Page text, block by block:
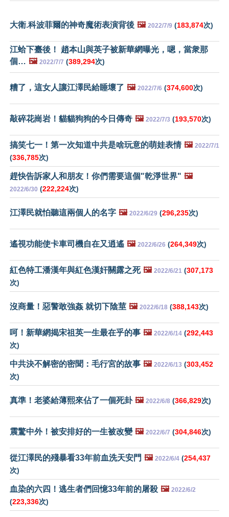
大衛.科波菲爾的神奇魔術表演背後 🖼️ 2022/7/9 (183,874次)
江蛤下臺後！ 趙本山與英子被新華網曝光，嗯，當衆那
個… 🖼️ 2022/7/7 (389,294次)
糟了，這女人讓江澤民給睡壞了 🖼️ 2022/7/6 (374,600次)
敲碎花崗岩！貓貓狗狗的今日傳奇 🖼️ 2022/7/3 (193,570次)
搞笑七一！第一次知道中共是啥玩意的萌娃表情 🖼️ 2022/7/1
(336,785次)
趕快告訴家人和朋友！你們需要這個"乾淨世界" 🖼️
2022/6/30 (222,224次)
江澤民就怕聽這兩個人的名字 🖼️ 2022/6/29 (296,235次)
遙視功能使卡車司機自在又逍遙 🖼️ 2022/6/26 (264,349次)
紅色特工潘漢年與紅色漢奸關露之死 🖼️ 2022/6/21 (307,173
次)
沒商量！惡警敢強姦 就切下陰莖 🖼️ 2022/6/18 (388,143次)
呵！新華網揭宋祖英一生最在乎的事 🖼️ 2022/6/14 (292,443
次)
中共決不解密的密聞：毛行宮的故事 🖼️ 2022/6/13 (303,452
次)
真準！老婆給薄熙來佔了一個死卦 🖼️ 2022/6/8 (366,829次)
震驚中外！被安排好的一生被改變 🖼️ 2022/6/7 (304,846次)
從江澤民的殘暴看33年前血洗天安門 🖼️ 2022/6/4 (254,437
次)
血染的六四！逃生者們回憶33年前的屠殺 🖼️ 2022/6/2
(223,336次)